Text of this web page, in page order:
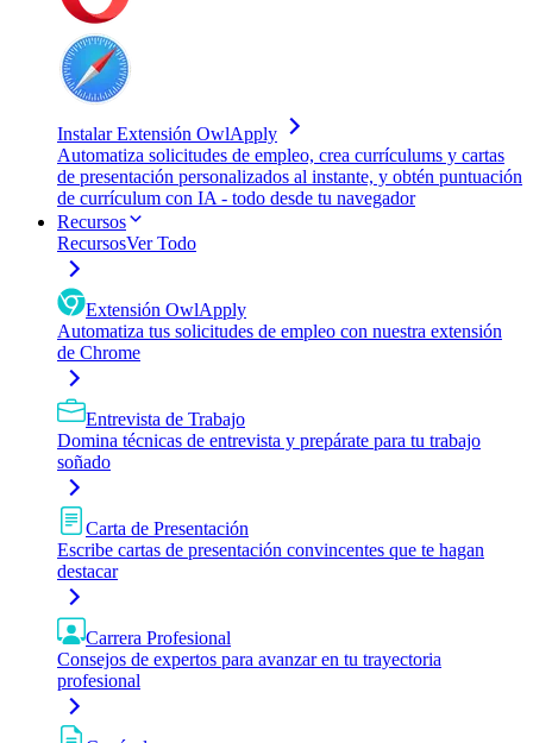
Instalar Extensión OwlApply
Automatiza solicitudes de empleo, crea currículums y cartas
de presentación personalizados al instante, y obtén puntuación
de currículum con IA - todo desde tu navegador
Recursos
RecursosVer Todo
Extensión OwlApply
Automatiza tus solicitudes de empleo con nuestra extensión
de Chrome
Entrevista de Trabajo
Domina técnicas de entrevista y prepárate para tu trabajo
soñado
Carta de Presentación
Escribe cartas de presentación convincentes que te hagan
destacar
Carrera Profesional
Consejos de expertos para avanzar en tu trayectoria
profesional